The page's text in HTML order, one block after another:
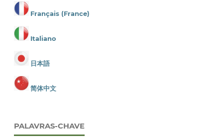
Français (France)
Italiano
日本語
简体中文
PALAVRAS-CHAVE